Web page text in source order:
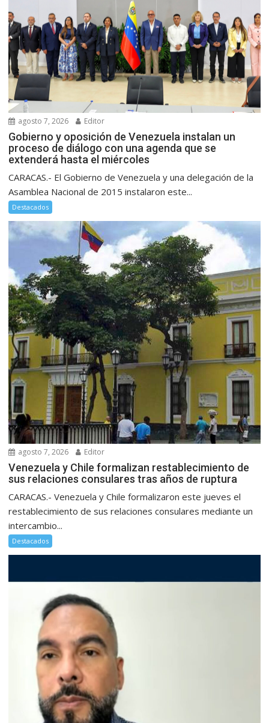
agosto 7, 2026 Editor
Gobierno y oposición de Venezuela instalan un
proceso de diálogo con una agenda que se
extenderá hasta el miércoles
CARACAS.- El Gobierno de Venezuela y una delegación de la
Asamblea Nacional de 2015 instalaron este...
Destacados
agosto 7, 2026 Editor
Venezuela y Chile formalizan restablecimiento de
sus relaciones consulares tras años de ruptura
CARACAS.- Venezuela y Chile formalizaron este jueves el
restablecimiento de sus relaciones consulares mediante un
intercambio...
Destacados